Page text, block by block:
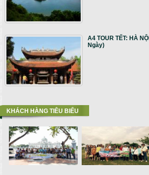
A4 TOUR TẾT: HÀ
Ngày)
KHÁCH HÀNG TIÊU BIỂU